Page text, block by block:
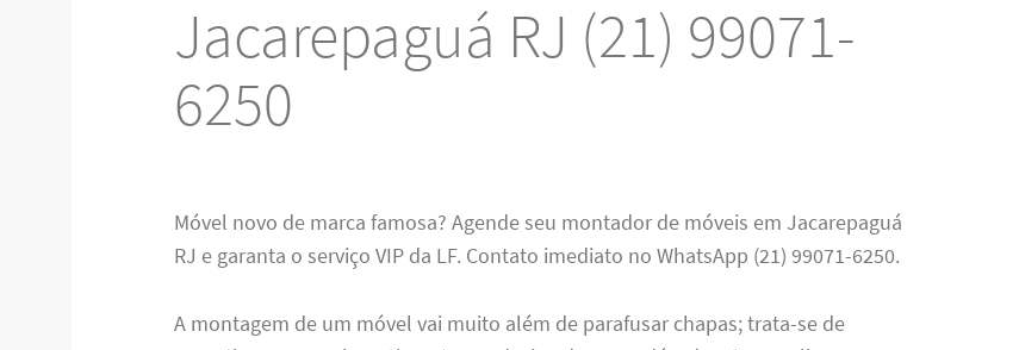
Jacarepaguá RJ (21) 99071-
6250
Móvel novo de marca famosa? Agende seu montador de móveis em Jacarepaguá
RJ e garanta o serviço VIP da LF. Contato imediato no WhatsApp (21) 99071-6250.
A montagem de um móvel vai muito além de parafusar chapas; trata-se de